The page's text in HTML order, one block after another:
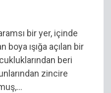
bir yer, içinde
ışığa açılan bir
beri
zincire